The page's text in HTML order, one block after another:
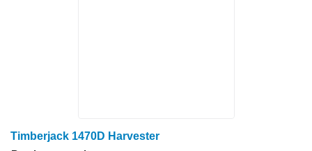
Timberjack 1470D Harvester